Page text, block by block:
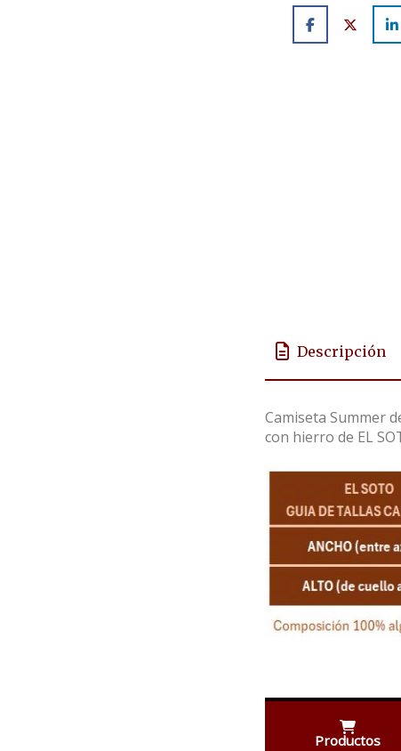
Descripción
Camiseta Summer
con hierro de EL
Productos